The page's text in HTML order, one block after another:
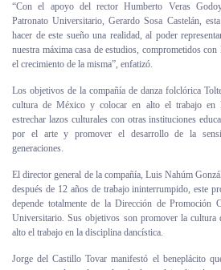
“Con el apoyo del rector Humberto Veras
Patronato Universitario, Gerardo Sosa Castelán,
hacer de este sueño una realidad, al poder
nuestra máxima casa de estudios, comprometidos
el crecimiento de la misma”, enfatizó.
Los objetivos de la compañía de danza folclórica
cultura de México y colocar en alto el trabajo en
estrechar lazos culturales con otras instituciones
por el arte y promover el desarrollo de la
generaciones.
El director general de la compañía, Luis Nahúm
después de 12 años de trabajo ininterrumpido, este
depende totalmente de la Dirección de Promoción
Universitario. Sus objetivos son promover la
alto el trabajo en la disciplina dancística.
Jorge del Castillo Tovar manifestó el beneplácito